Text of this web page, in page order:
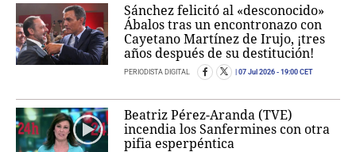
Sánchez felicitó al «desconocido»
Ábalos tras un encontronazo con
Cayetano Martínez de Irujo, ¡tres
años después de su destitución!
PERIODISTA DIGITAL 07 Jul 2026 - 19:00 CET
Beatriz Pérez-Aranda (TVE)
incendia los Sanfermines con otra
pifia esperpéntica